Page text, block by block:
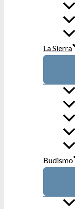
La Sierra
Budismo